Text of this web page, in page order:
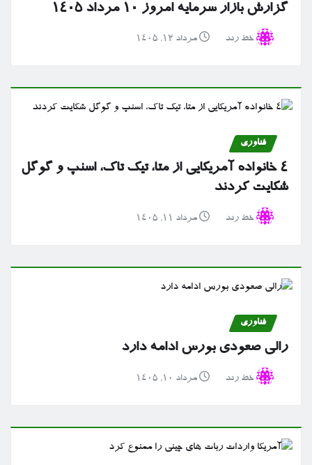
گزارش بازار سرمایه امروز ۱۰ مرداد ۱۴۰۵
خط رند مرداد ۱۲, ۱۴۰۵
فناوری
۴ خانواده آمریکایی از متا، تیک تاک، اسنپ و گوگل
شکایت کردند
خط رند مرداد ۱۱, ۱۴۰۵
فناوری
رالی صعودی بورس ادامه دارد
خط رند مرداد ۱۰, ۱۴۰۵